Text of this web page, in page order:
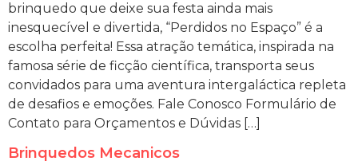
brinquedo que deixe sua festa ainda mais
inesquecível e divertida, “Perdidos no Espaço” é a
escolha perfeita! Essa atração temática, inspirada na
famosa série de ficção científica, transporta seus
convidados para uma aventura intergaláctica repleta
de desafios e emoções. Fale Conosco Formulário de
Contato para Orçamentos e Dúvidas […]
Brinquedos Mecanicos